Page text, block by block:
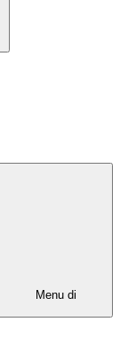
Menu di